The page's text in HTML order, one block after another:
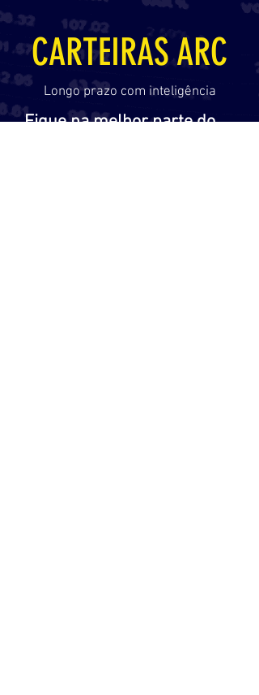
CARTEIRAS ARC
Longo prazo com inteligência
Fique na melhor parte do